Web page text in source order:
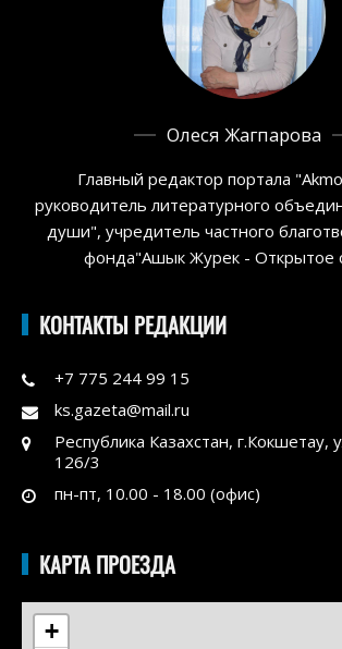
Олеся Жагпарова
Главный редактор портала
руководитель литературного
души", учредитель частного
фонда"Ашык Журек - Открытое
КОНТАКТЫ РЕДАКЦИИ
+7 775 244 99 15
ks.gazeta@mail.ru
Республика Казахстан, г.Кокшетау,
126/3
пн-пт, 10.00 - 18.00 (офис)
КАРТА ПРОЕЗДА
+